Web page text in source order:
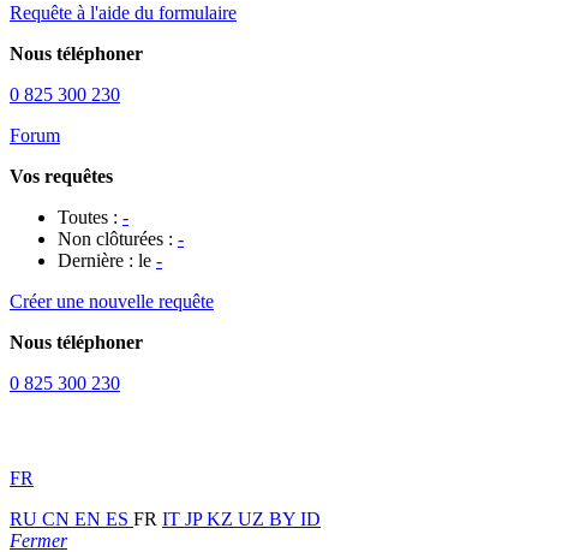
Requête à l'aide du formulaire
Nous téléphoner
0 825 300 230
Forum
Vos requêtes
Toutes : -
Non clôturées : -
Dernière : le -
Créer une nouvelle requête
Nous téléphoner
0 825 300 230
FR
RU CN EN ES FR IT JPKZ UZ BY ID
Fermer